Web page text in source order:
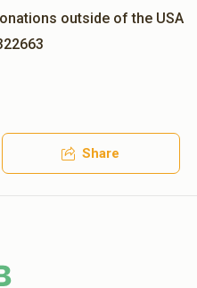
outside of the USA
Share